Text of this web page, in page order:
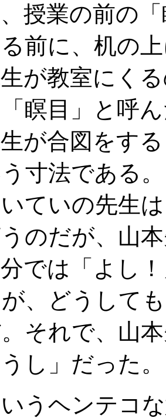
授業の前の
前に、机の
が教室にく
瞑目」と呼
が合図をす
寸法である
ていの先生
のだが、山
では「よし
、どうして
それで、山
し」だった。
うヘンテコ